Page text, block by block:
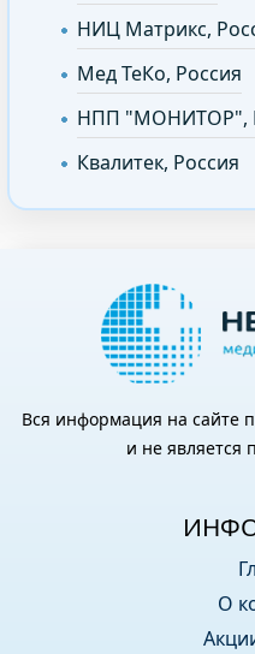
НИЦ Матрикс,
Мед ТеКо, Россия
НПП "МОНИТОР",
Квалитек, Россия
Вся информация на сайте
и не является
О